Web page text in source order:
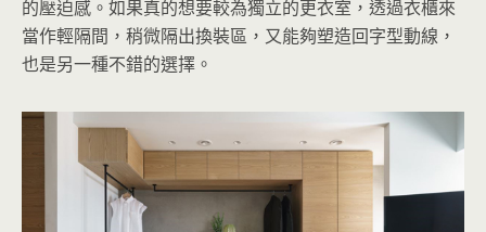
的壓迫感。如果真的想要較為獨立的更衣室，透過衣櫃來
當作輕隔間，稍微隔出換裝區，又能夠塑造回字型動線，
也是另一種不錯的選擇。